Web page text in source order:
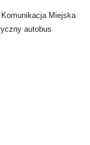
Miejska
autobus